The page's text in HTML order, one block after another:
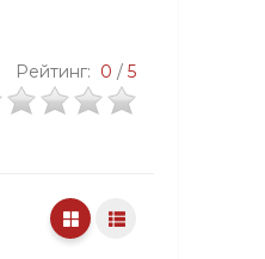
Рейтинг: 0 / 5